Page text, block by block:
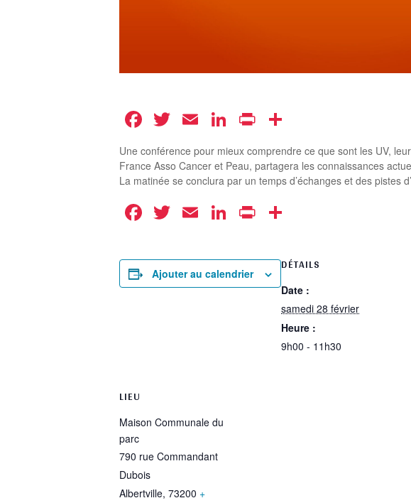
Facebook
Twitter
EmailLinkedIn
Print
Une conférence pour mieux comprendre ce que sont les UV,
France Asso Cancer et Peau, partagera les connaissances
La matinée se conclura par un temps d’échanges et des pistes
Facebook
Twitter
EmailLinkedIn
Print
Ajouter au calendrier DÉTAILS
Date :
samedi 28 février
Heure :
9h00 - 11h30
LIEU
Maison Communale du
parc
790 rue Commandant
Dubois
Albertville, 73200 +